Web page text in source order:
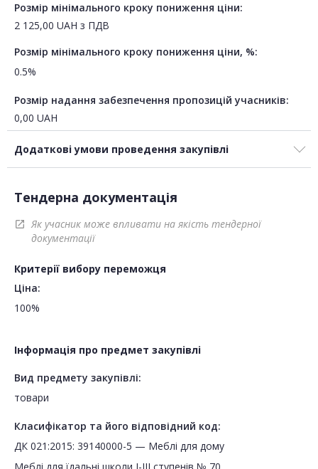
Розмір мінімального кроку пониження ціни:
2 125,00 UAH з ПДВ
Розмір мінімального кроку пониження ціни, %:
0.5%
Розмір надання забезпечення пропозицій учасників:
0,00 UAH
Додаткові умови проведення закупівлі
Тендерна документація
open_in_new
Як учасник може впливати на якість тендерної
документації
Критерії вибору переможця
Ціна:
100%
Інформація про предмет закупівлі
Вид предмету закупівлі:
товари
Класифікатор та його відповідний код:
ДК 021:2015: 39140000-5 — Меблі для дому